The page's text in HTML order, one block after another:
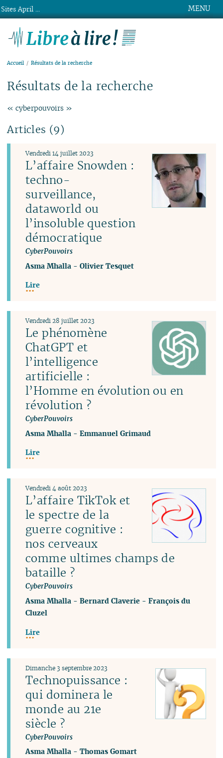
MENU
Accueil Résultats de la recherche
Résultats de la recherche
« cyberpouvoirs »
Articles (9)
L’affaire Snowden :
techno-
surveillance,
dataworld ou
l’insoluble question
démocratique
CyberPouvoirs
Vendredi 14 juillet 2023
Asma Mhalla -Olivier Tesquet
Lire
Le phénomène
ChatGPT et
l’intelligence
artificielle :
l’Homme en évolution ou en
révolution ?
CyberPouvoirs
Vendredi 28 juillet 2023
Asma Mhalla -Emmanuel Grimaud
Lire
L’affaire TikTok et
le spectre de la
guerre cognitive :
nos cerveaux
comme ultimes champs de
bataille ?
CyberPouvoirs
Vendredi 4 août 2023
Asma Mhalla -Bernard Claverie -François du
Cluzel
Lire
Technopuissance :
qui dominera le
monde au 21e
siècle ?
CyberPouvoirs
Dimanche 3 septembre 2023
Asma Mhalla -Thomas Gomart
Sites April ...